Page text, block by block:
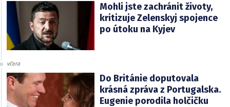
Mohli jste zachránit životy,
kritizuje Zelenskyj spojence
po útoku na Kyjev
včera
Do Británie doputovala
krásná zpráva z Portugalska.
Eugenie porodila holčičku